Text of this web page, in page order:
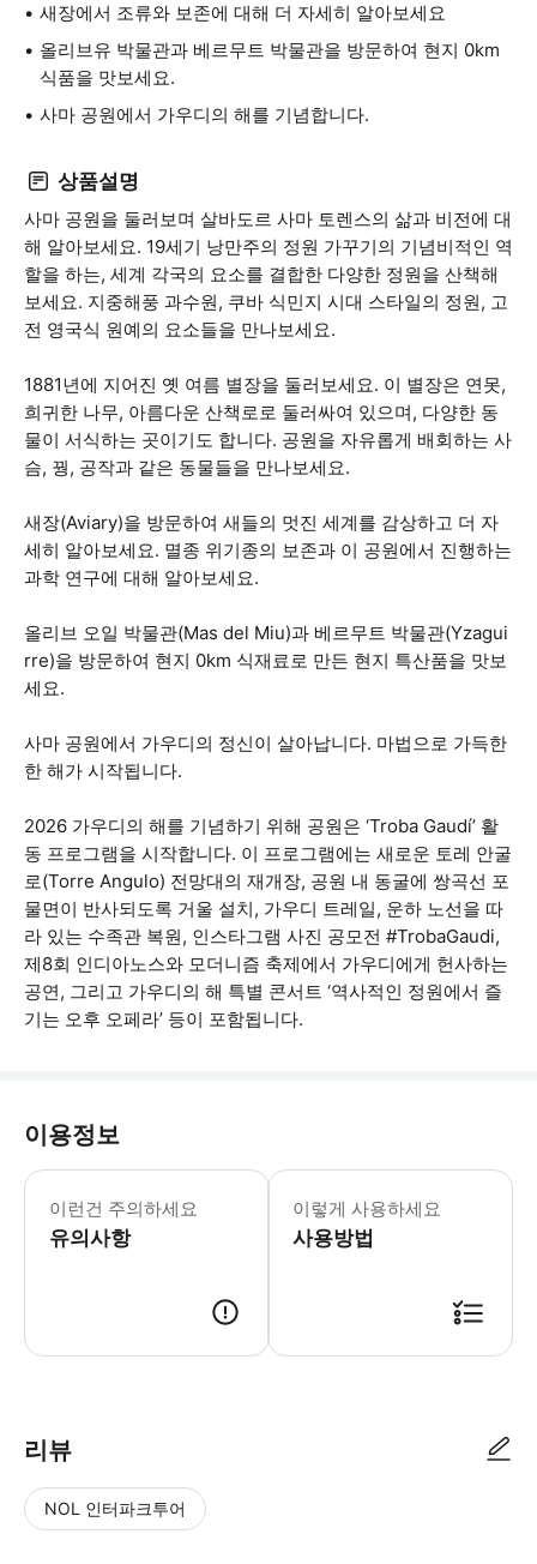
새장에서 조류와 보존에 대해 더 자세히 알아보세요
올리브유 박물관과 베르무트 박물관을 방문하여 현지 0km
식품을 맛보세요.
사마 공원에서 가우디의 해를 기념합니다.
상품설명
사마 공원을 둘러보며 살바도르 사마 토렌스의 삶과 비전에 대
해 알아보세요. 19세기 낭만주의 정원 가꾸기의 기념비적인 역
할을 하는, 세계 각국의 요소를 결합한 다양한 정원을 산책해
보세요. 지중해풍 과수원, 쿠바 식민지 시대 스타일의 정원, 고
전 영국식 원예의 요소들을 만나보세요.
1881년에 지어진 옛 여름 별장을 둘러보세요. 이 별장은 연못,
희귀한 나무, 아름다운 산책로로 둘러싸여 있으며, 다양한 동
물이 서식하는 곳이기도 합니다. 공원을 자유롭게 배회하는 사
슴, 꿩, 공작과 같은 동물들을 만나보세요.
새장(Aviary)을 방문하여 새들의 멋진 세계를 감상하고 더 자
세히 알아보세요. 멸종 위기종의 보존과 이 공원에서 진행하는
과학 연구에 대해 알아보세요.
올리브 오일 박물관(Mas del Miu)과 베르무트 박물관(Yzagui
rre)을 방문하여 현지 0km 식재료로 만든 현지 특산품을 맛보
세요.
사마 공원에서 가우디의 정신이 살아납니다. 마법으로 가득한
한 해가 시작됩니다.
2026 가우디의 해를 기념하기 위해 공원은 ‘Troba Gaudí’ 활
동 프로그램을 시작합니다. 이 프로그램에는 새로운 토레 안굴
로(Torre Angulo) 전망대의 재개장, 공원 내 동굴에 쌍곡선 포
물면이 반사되도록 거울 설치, 가우디 트레일, 운하 노선을 따
라 있는 수족관 복원, 인스타그램 사진 공모전 #TrobaGaudi,
제8회 인디아노스와 모더니즘 축제에서 가우디에게 헌사하는
공연, 그리고 가우디의 해 특별 콘서트 ‘역사적인 정원에서 즐
기는 오후 오페라’ 등이 포함됩니다.
이용정보
이런건 주의하세요
유의사항
이렇게 사용하세요
사용방법
리뷰
NOL 인터파크투어